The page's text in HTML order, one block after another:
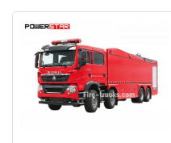
한국의
Melayu
Tiếng Việt